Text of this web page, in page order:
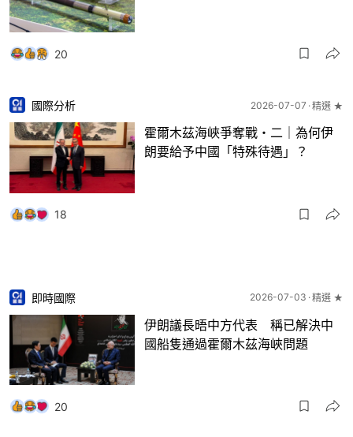
20
國際分析 2026-07-07 精選 ★
霍爾木茲海峽爭奪戰・二｜為何伊
朗要給予中國「特殊待遇」？
18
即時國際 2026-07-03 精選 ★
伊朗議長晤中方代表 稱已解決中
國船隻通過霍爾木茲海峽問題
20